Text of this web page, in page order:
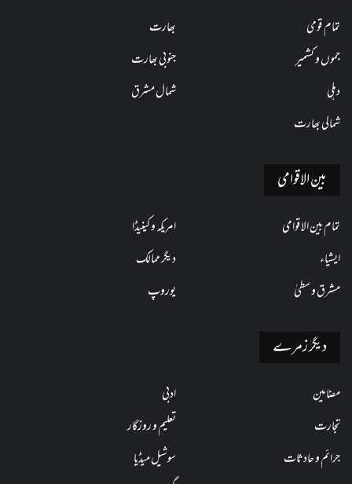
تمام قومی
بھارت
جموں و کشمیر
جنوبی بھارت
دہلی
شمال مشرق
شمالی بھارت
بین الاقوامی
تمام بین الاقوامی
امریکہ و کینیڈا
ایشیاء
دیگر ممالک
مشرق وسطیٰ
یوروپ
دیگر زمرے
مضامین
ادبی
تجارت
تعلیم و روزگار
جرائم و حادثات
سوشیل میڈیا